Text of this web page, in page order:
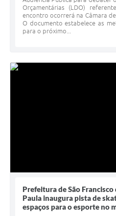
Orçamentárias (LDO)
encontro ocorrerá na Câmara
O documento estabelece as
para o próximo...
Prefeitura de São Francisco
Paula inaugura pista de
espaços para o esporte no